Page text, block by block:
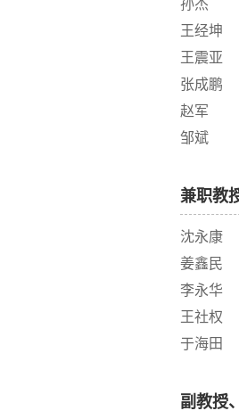
孙杰
王经坤
王震亚
张成鹏
赵军
邹斌
兼职教
沈永康
姜鑫民
李永华
王社权
于海田
副教授